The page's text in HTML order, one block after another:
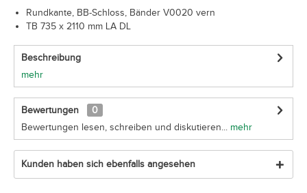
Rundkante, BB-Schloss, Bänder V0020 vern
TB 735 x 2110 mm LA DL
Beschreibung
mehr
Bewertungen
0
Bewertungen lesen, schreiben und diskutieren... mehr
Kunden haben sich ebenfalls angesehen